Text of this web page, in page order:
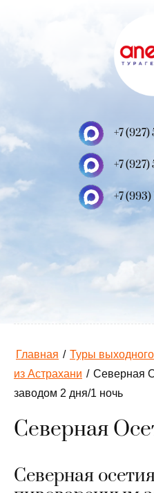
+7 (927)
+7
+7 (993)
Главная / Туры
из Астрахани / Северная
заводом 2 дня/1 ночь
Северная
Северная